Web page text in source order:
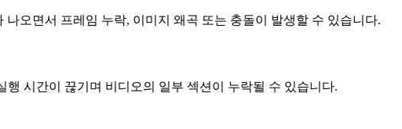
오면서 프레임 누락, 이미지 왜곡 또는 충돌이 발생할 수 있습니다.
시간이 끊기며 비디오의 일부 섹션이 누락될 수 있습니다.